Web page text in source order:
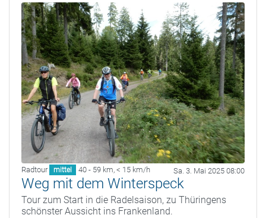
Radtour mittel 40 - 59 km, < 15 km/h Sa. 3. Mai 2025 08:00
Weg mit dem Winterspeck
Tour zum Start in die Radelsaison, zu Thüringens
schönster Aussicht ins Frankenland.